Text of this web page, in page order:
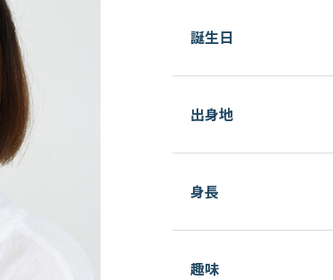
誕生日
出身地
身長
趣味